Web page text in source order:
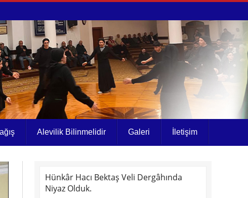
Alevilik Bilinmelidir Galeri İletişim
Hünkâr Hacı Bektaş Veli Dergâhında
Niyaz Olduk.